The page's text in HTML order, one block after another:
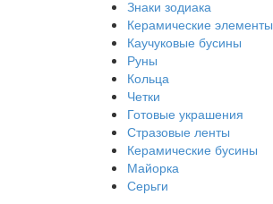
Знаки зодиака
Керамические элементы
Каучуковые бусины
Руны
Кольца
Четки
Готовые украшения
Стразовые ленты
Керамические бусины
Майорка
Серьги